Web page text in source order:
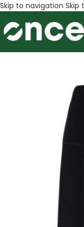
Skip to navigation Skip